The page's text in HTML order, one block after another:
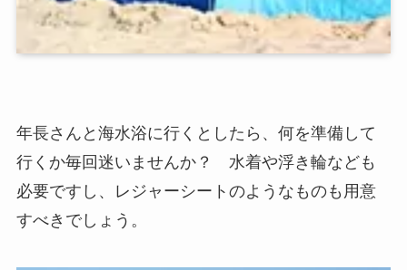
年長さんと海水浴に行くとしたら、何を準備して
行くか毎回迷いませんか？ 水着や浮き輪なども
必要ですし、レジャーシートのようなものも用意
すべきでしょう。